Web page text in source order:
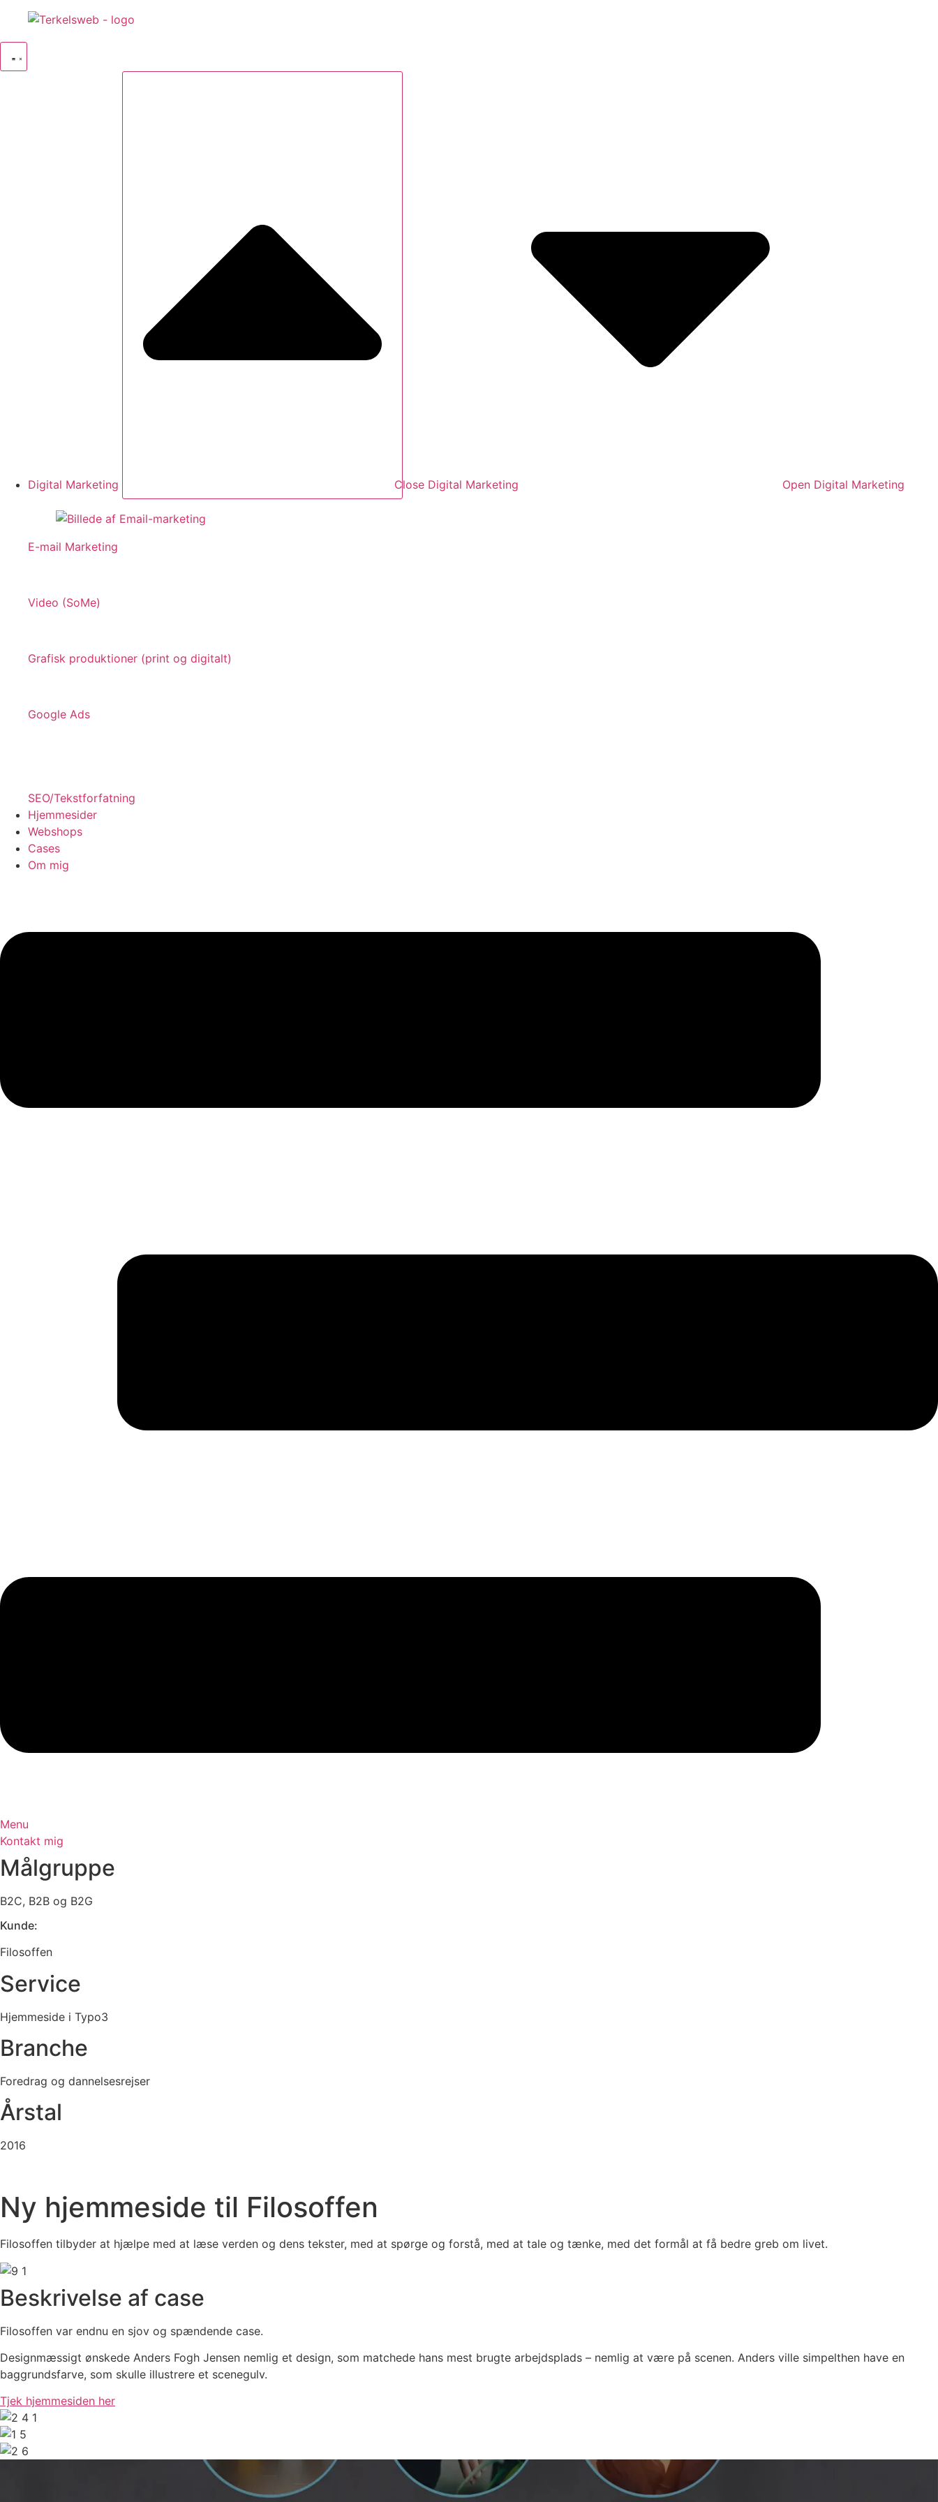
Videre
Digital Marketing Close Digital Marketing Open Digital Marketing
E-mail Marketing
Video (SoMe)
Grafisk produktioner (print og digitalt)
Google Ads
SEO/Tekstforfatning
Hjemmesider
Webshops
Cases
Om mig
Menu
Kontakt mig
Målgruppe
B2C, B2B og B2G
Kunde:
Filosoffen
Service
Hjemmeside i Typo3
Branche
Foredrag og dannelsesrejser
Årstal
2016
Ny hjemmeside til Filosoffen
Filosoffen tilbyder at hjælpe med at læse verden og dens tekster, med at spørge og forstå, med at tale og tænke, med det formål at få bedre greb om livet.
Beskrivelse af case
Filosoffen var endnu en sjov og spændende case.
Designmæssigt ønskede Anders Fogh Jensen nemlig et design, som matchede hans mest brugte arbejdsplads – nemlig at være på scenen. Anders ville simpelthen have en
baggrundsfarve, som skulle illustrere et scenegulv.
Tjek hjemmesiden her